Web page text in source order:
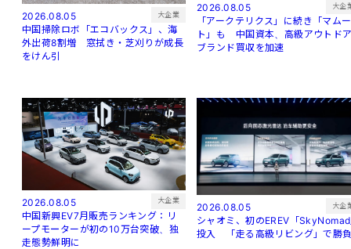
2026.08.05 大企業
中国掃除ロボ「エコバックス」、海
外出荷8割増 窓拭き・芝刈りが成長
をけん引
2026.08.05 大企
「アークテリクス」に続き「マムー
ト」も 中国資本、高級アウトド
ブランド買収を加速
2026.08.05 大企業
中国新興EV7月販売ランキング：リ
ープモーターが初の10万台突破、独
走態勢鮮明に
2026.08.05 大企
シャオミ、初のEREV「
投入 「走る高級リビング」で勝